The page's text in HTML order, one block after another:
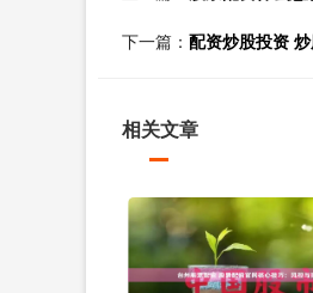
下一篇： 配资炒股投资
相关文章